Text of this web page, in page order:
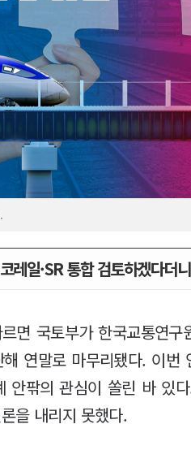
코레일·SR 통합 검토하겠다더
면 국토부가 한국교통연
연말로 마무리됐다. 이번
안팎의 관심이 쏠린 바 있
을 내리지 못했다.